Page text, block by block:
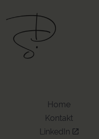
Home
Kontakt
LinkedIn